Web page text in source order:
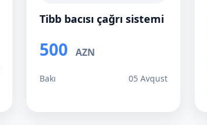
Tibb bacısı çağrı sistemi
500 AZN
Bakı 05 Avqust